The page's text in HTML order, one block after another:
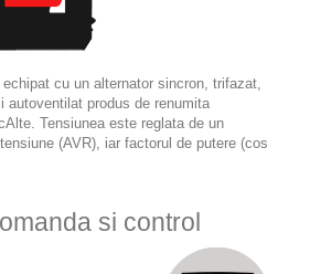
cu un alternator sincron, trifazat,
autoventilat produs de renumita
Tensiunea este reglata de un
(AVR), iar factorul de putere (cos
si control